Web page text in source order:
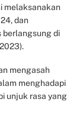
melaksanakan
dan
berlangsung di
mengasah
menghadapi
unjuk rasa yang